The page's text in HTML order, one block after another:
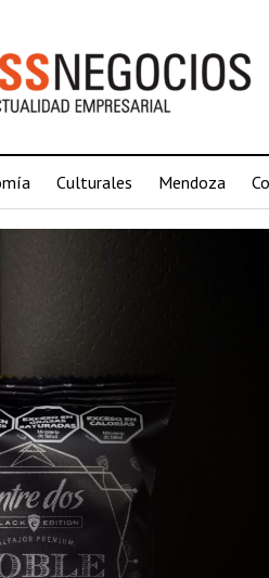
Culturales Mendoza